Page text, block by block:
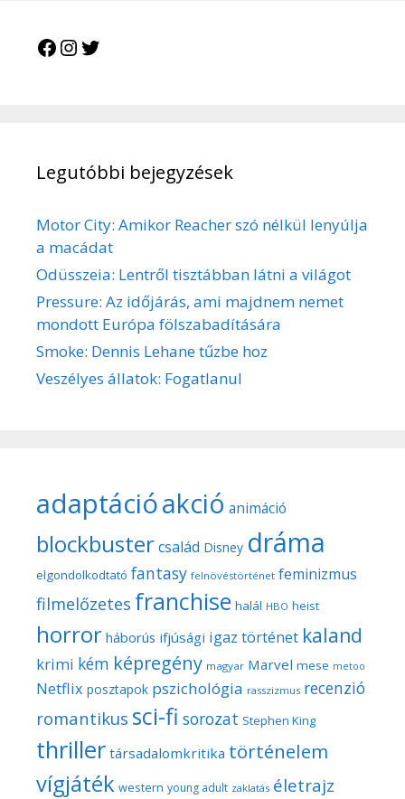
Legutóbbi bejegyzések
Motor City: Amikor Reacher szó nélkül lenyúlja
a macádat
Odüsszeia: Lentről tisztábban látni a világot
Pressure: Az időjárás, ami majdnem nemet
mondott Európa fölszabadítására
Smoke: Dennis Lehane tűzbe hoz
Veszélyes állatok: Fogatlanul
adaptációakció animáció
blockbustercsalád Disney dráma
elgondolkodtató fantasy felnövéstörténet feminizmus
filmelőzetes franchise halál HBO heist
horror háborús ifjúsági igaz történet kaland
krimi kém képregény magyar Marvel mese metoo
Netflix posztapok pszichológia rasszizmus recenzió
romantikus sci-fi sorozat Stephen King
thriller társadalomkritika történelem
vígjáték western young adult zaklatás életrajz